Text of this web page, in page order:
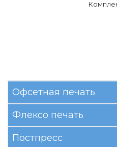
Офсетная печать
Флексо печать
Постпресс